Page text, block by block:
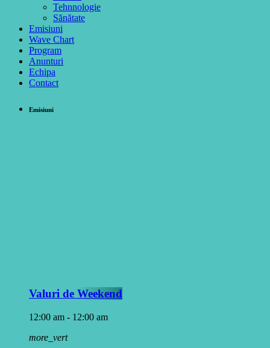
Tehnnologie
Sănătate
Emisiuni
Wave Chart
Program
Anunturi
Echipa
Contact
Emisiuni
Valuri de Weekend
12:00 am - 12:00 am
more_vert